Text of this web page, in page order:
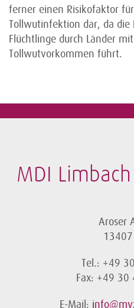
ferner einen Risikofaktor
Tollwutinfektion dar, da die
Flüchtlinge durch Länder
Tollwutvorkommen führt.
MDI
Aroser
Tel.: +49
Fax: +49 30
E-Mail: